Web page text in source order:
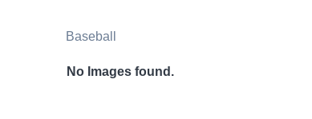
Baseball
No Images found.